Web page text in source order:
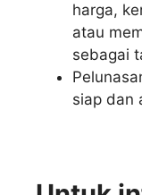
harga,
atau
sebagai
siap dan